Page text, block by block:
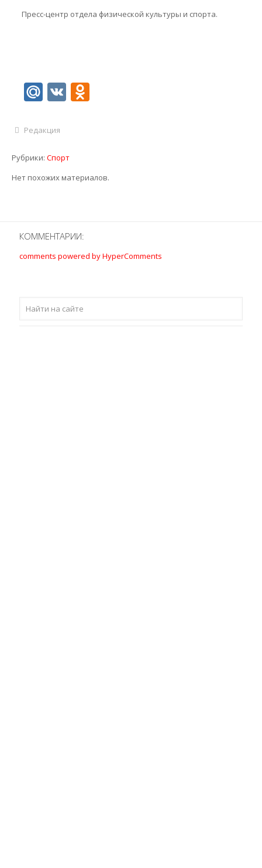
Пресс-центр отдела физической культуры и спорта.
Mail.Ru
VKOdnoklassniki
Редакция
Рубрики: Спорт
Нет похожих материалов.
КОММЕНТАРИИ:
comments powered by HyperComments